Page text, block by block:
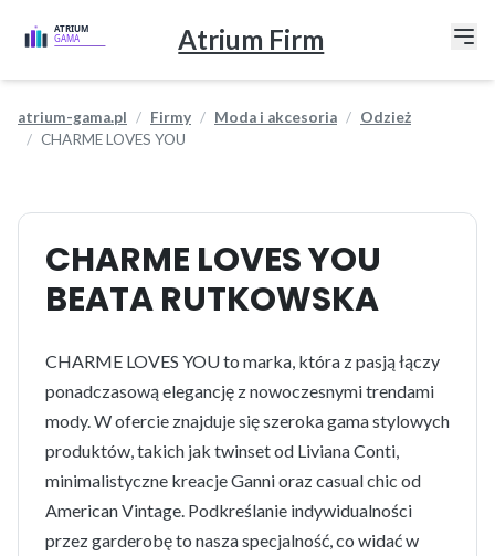
Atrium Firm
atrium-gama.pl Firmy Moda i akcesoria
Odzież
CHARME LOVES YOU
CHARME LOVES YOU
BEATA RUTKOWSKA
CHARME LOVES YOU to marka, która z pasją łączy
ponadczasową elegancję z nowoczesnymi trendami
mody. W ofercie znajduje się szeroka gama stylowych
produktów, takich jak twinset od Liviana Conti,
minimalistyczne kreacje Ganni oraz casual chic od
American Vintage. Podkreślanie indywidualności
przez garderobę to nasza specjalność, co widać w